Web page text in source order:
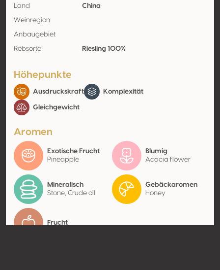
Land China
Weinregion
Anbaugebiet
Rebsorte Riesling 100%
Höhepunkte
Ausdruckskraft Komplexität
Gleichgewicht
Aromen
Exotische Frucht
Pineapple
Blumig
Acacia flower
Mineralisch
Stone, Crude oil
Gebäckaromen
Honey
Frucht